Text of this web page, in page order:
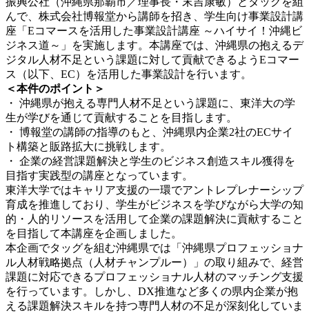
んで、株式会社博報堂から講師を招き、学生向け事業設計講
座「Eコマースを活用した事業設計講座 ～ハイサイ！沖縄ビ
ジネス道～」を実施します。本講座では、沖縄県の抱えるデ
ジタル人材不足という課題に対して貢献できるようEコマー
ス（以下、EC）を活用した事業設計を行います。
＜本件のポイント＞
・ 沖縄県が抱える専門人材不足という課題に、東洋大の学
生が学びを通じて貢献することを目指します。
・ 博報堂の講師の指導のもと、沖縄県内企業2社のECサイ
ト構築と販路拡大に挑戦します。
・ 企業の経営課題解決と学生のビジネス創造スキル獲得を
目指す実践型の講座となっています。
東洋大学ではキャリア支援の一環でアントレプレナーシップ
育成を推進しており、学生がビジネスを学びながら大学の知
的・人的リソースを活用して企業の課題解決に貢献すること
を目指して本講座を企画しました。
本企画でタッグを組む沖縄県では「沖縄県プロフェッショナ
ル人材戦略拠点（人材チャンプルー）」の取り組みで、経営
課題に対応できるプロフェッショナル人材のマッチング支援
を行っています。しかし、DX推進など多くの県内企業が抱
える課題解決スキルを持つ専門人材の不足が深刻化していま